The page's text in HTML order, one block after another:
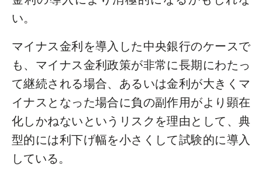
い。
マイナス金利を導入した中央銀行のケースで
も、マイナス金利政策が非常に長期にわたっ
て継続される場合、あるいは金利が大きくマ
イナスとなった場合に負の副作用がより顕在
化しかねないというリスクを理由として、典
型的には利下げ幅を小さくして試験的に導入
している。